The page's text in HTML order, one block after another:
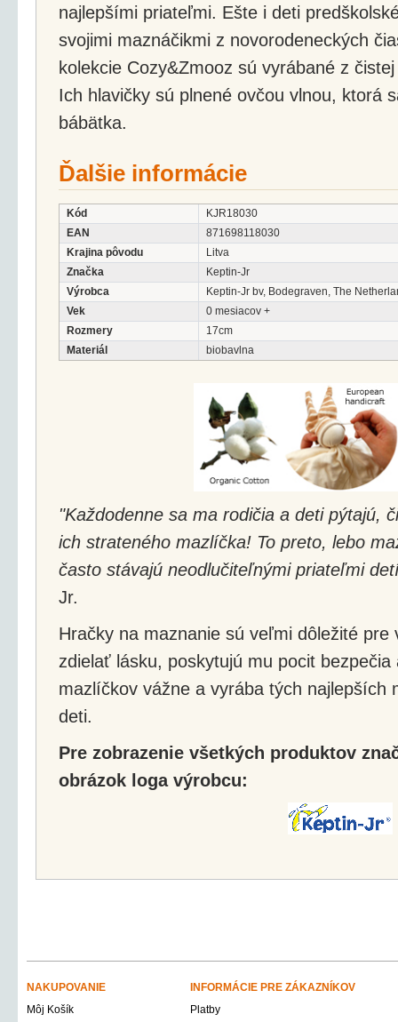
najlepšími priateľmi. Ešte i deti
svojimi maznáčikmi z novorodeneckých
kolekcie Cozy&Zmooz sú vyrábané z
Ich hlavičky sú plnené ovčou vlnou, ktorá
bábätka.
Ďalšie informácie
Kód
KJR18030
EAN
871698118030
Krajina pôvodu
Litva
Značka
Keptin-Jr
Výrobca
Keptin-Jr bv, Bodegraven, The
Vek
0 mesiacov +
Rozmery
17cm
Materiál
biobavlna
"Každodenne sa ma rodičia a deti pýtajú,
ich strateného mazlíčka! To preto, lebo
často stávajú neodlučiteľnými priateľmi
Jr.
Hračky na maznanie sú veľmi dôležité pre
zdielať lásku, poskytujú mu pocit
mazlíčkov vážne a vyrába tých najlepších
deti.
Pre zobrazenie všetkých produktov
obrázok loga výrobcu:
NAKUPOVANIE
INFORMÁCIE PRE ZÁKAZNÍKOV
Môj Košík
Platby